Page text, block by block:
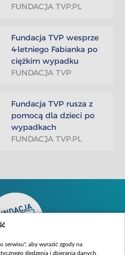
FUNDACJA TVP.PL
Fundacja TVP wesprze
4-letniego Fabianka po
ciężkim wypadku
FUNDACJA TVP
Fundacja TVP rusza z
pomocą dla dzieci po
wypadkach
FUNDACJA TVP.PL
serwisu", aby wyrazić zgody na
śledzenia i zbierania danych,